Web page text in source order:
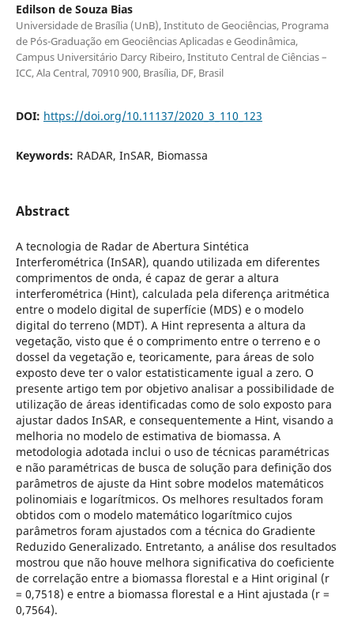
Edilson de Souza Bias
Universidade de Brasília (UnB), Instituto de Geociências, Programa
de Pós-Graduação em Geociências Aplicadas e Geodinâmica,
Campus Universitário Darcy Ribeiro, Instituto Central de Ciências –
ICC, Ala Central, 70910 900, Brasília, DF, Brasil
DOI: https://doi.org/10.11137/2020_3_110_123
Keywords: RADAR, InSAR, Biomassa
Abstract
A tecnologia de Radar de Abertura Sintética
Interferométrica (InSAR), quando utilizada em diferentes
comprimentos de onda, é capaz de gerar a altura
interferométrica (Hint), calculada pela diferença aritmética
entre o modelo digital de superfície (MDS) e o modelo
digital do terreno (MDT). A Hint representa a altura da
vegetação, visto que é o comprimento entre o terreno e o
dossel da vegetação e, teoricamente, para áreas de solo
exposto deve ter o valor estatisticamente igual a zero. O
presente artigo tem por objetivo analisar a possibilidade de
utilização de áreas identificadas como de solo exposto para
ajustar dados InSAR, e consequentemente a Hint, visando a
melhoria no modelo de estimativa de biomassa. A
metodologia adotada inclui o uso de técnicas paramétricas
e não paramétricas de busca de solução para definição dos
parâmetros de ajuste da Hint sobre modelos matemáticos
polinomiais e logarítmicos. Os melhores resultados foram
obtidos com o modelo matemático logarítmico cujos
parâmetros foram ajustados com a técnica do Gradiente
Reduzido Generalizado. Entretanto, a análise dos resultados
mostrou que não houve melhora significativa do coeficiente
de correlação entre a biomassa florestal e a Hint original (r
= 0,7518) e entre a biomassa florestal e a Hint ajustada (r =
0,7564).